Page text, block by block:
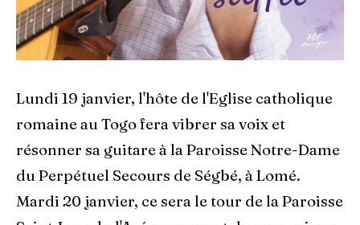
Lundi 19 janvier, l'hôte de l'Eglise catholique
romaine au Togo fera vibrer sa voix et
résonner sa guitare à la Paroisse Notre-Dame
du Perpétuel Secours de Ségbé, à Lomé.
Mardi 20 janvier, ce sera le tour de la Paroisse